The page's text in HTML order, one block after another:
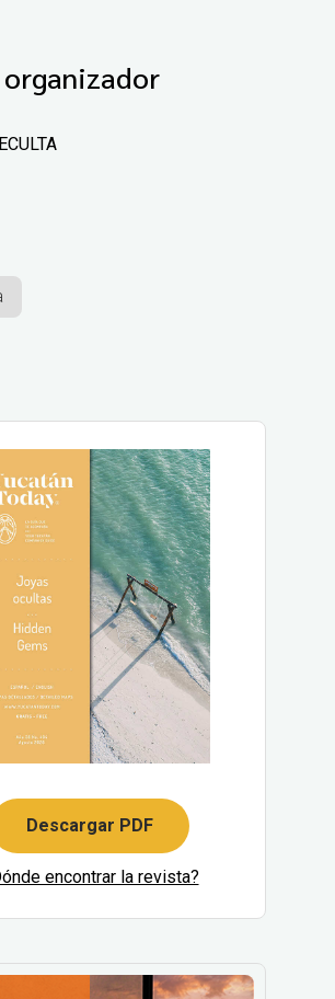
Descargar PDF
encontrar la revista?